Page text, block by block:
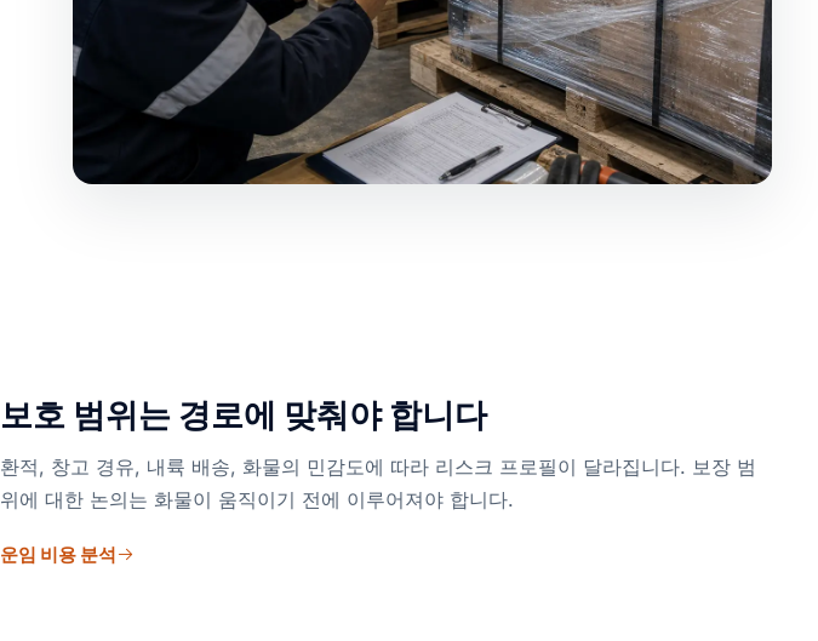
보호 범위는 경로에 맞춰야 합니다
환적, 창고 경유, 내륙 배송, 화물의 민감도에 따라 리스크 프로필이 달라집니다. 보장 범
위에 대한 논의는 화물이 움직이기 전에 이루어져야 합니다.
운임 비용 분석